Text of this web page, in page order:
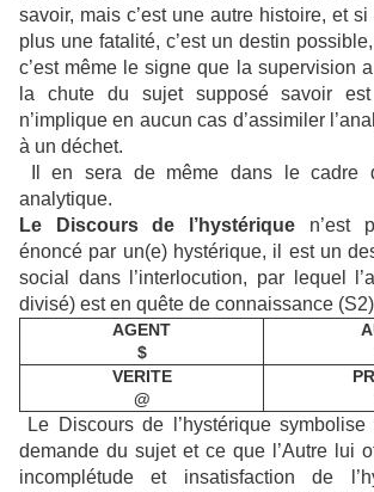
savoir, mais c’est une autre histoire, et si
plus une fatalité, c’est un destin
c’est même le signe que la supervision
la chute du sujet supposé savoir
n’implique en aucun cas d’assimiler
à un déchet.
Il en sera de même dans le cadre
analytique.
Le Discours de l’hystérique n’est
énoncé par un(e) hystérique, il est un
social dans l’interlocution, par lequel
divisé) est en quête de connaissance
AGENT
$
VERITE
@
Le Discours de l’hystérique
demande du sujet et ce que l’Autre lui
incomplétude et insatisfaction de